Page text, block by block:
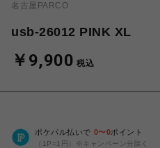
名古屋PARCO
usb-26012 PINK XL
￥9,900 税込
ポケパル払いで 0〜0ポイント
（1P=1円）※キャンペーン分除く